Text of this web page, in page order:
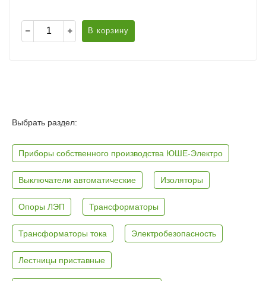
В корзину
Выбрать раздел:
Приборы собственного производства ЮШЕ-Электро
Выключатели автоматические Изоляторы
Опоры ЛЭП Трансформаторы
Трансформаторы тока Электробезопасность
Лестницы приставные